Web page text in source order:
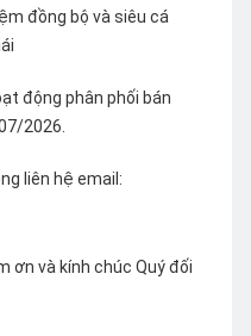
đồng bộ và siêu cá
động phân phối bán
2026.
liên hệ email:
ơn và kính chúc Quý đối